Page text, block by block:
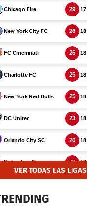
VER TODAS LAS LIGAS